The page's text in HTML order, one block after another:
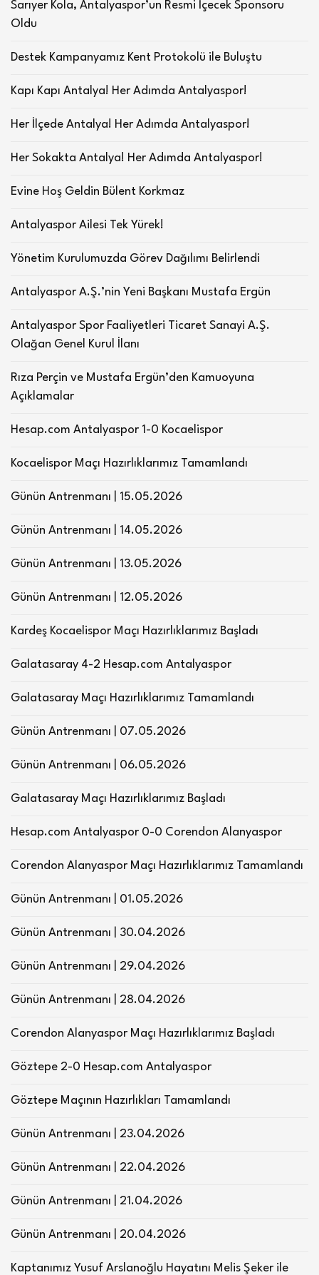
Sarıyer Kola, Antalyaspor’un Resmi İçecek Sponsoru
Oldu
Destek Kampanyamız Kent Protokolü ile Buluştu
Kapı Kapı Antalya! Her Adımda Antalyaspor!
Her İlçede Antalya! Her Adımda Antalyaspor!
Her Sokakta Antalya! Her Adımda Antalyaspor!
Evine Hoş Geldin Bülent Korkmaz
Antalyaspor Ailesi Tek Yürek!
Yönetim Kurulumuzda Görev Dağılımı Belirlendi
Antalyaspor A.Ş.’nin Yeni Başkanı Mustafa Ergün
Antalyaspor Spor Faaliyetleri Ticaret Sanayi A.Ş.
Olağan Genel Kurul İlanı
Rıza Perçin ve Mustafa Ergün’den Kamuoyuna
Açıklamalar
Hesap.com Antalyaspor 1-0 Kocaelispor
Kocaelispor Maçı Hazırlıklarımız Tamamlandı
Günün Antrenmanı | 15.05.2026
Günün Antrenmanı | 14.05.2026
Günün Antrenmanı | 13.05.2026
Günün Antrenmanı | 12.05.2026
Kardeş Kocaelispor Maçı Hazırlıklarımız Başladı
Galatasaray 4-2 Hesap.com Antalyaspor
Galatasaray Maçı Hazırlıklarımız Tamamlandı
Günün Antrenmanı | 07.05.2026
Günün Antrenmanı | 06.05.2026
Galatasaray Maçı Hazırlıklarımız Başladı
Hesap.com Antalyaspor 0-0 Corendon Alanyaspor
Corendon Alanyaspor Maçı Hazırlıklarımız Tamamlandı
Günün Antrenmanı | 01.05.2026
Günün Antrenmanı | 30.04.2026
Günün Antrenmanı | 29.04.2026
Günün Antrenmanı | 28.04.2026
Corendon Alanyaspor Maçı Hazırlıklarımız Başladı
Göztepe 2-0 Hesap.com Antalyaspor
Göztepe Maçının Hazırlıkları Tamamlandı
Günün Antrenmanı | 23.04.2026
Günün Antrenmanı | 22.04.2026
Günün Antrenmanı | 21.04.2026
Günün Antrenmanı | 20.04.2026
Kaptanımız Yusuf Arslanoğlu Hayatını Melis Şeker ile